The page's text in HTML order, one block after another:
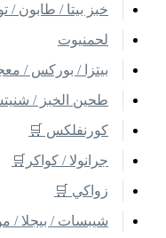
خبز بيتا / طابون /
لحمنيوت
بيتزا / بوركس /
طحين الخبز /
كورنفلكس 🛒
جرانولا / كواكر🛒
زواكي 🛒
شيبسات / بيجلا /